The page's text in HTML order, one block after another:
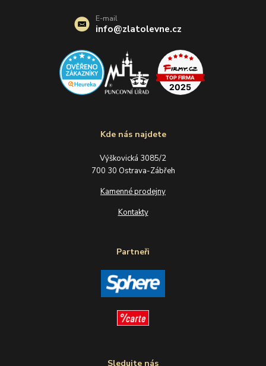
Kde nás najdete
Výškovická 3085/2
700 30 Ostrava-Zábřeh
Kamenné prodejny
Kontakty
Partneři
Sledujte nás
E-mail
info@zlatolevne.cz